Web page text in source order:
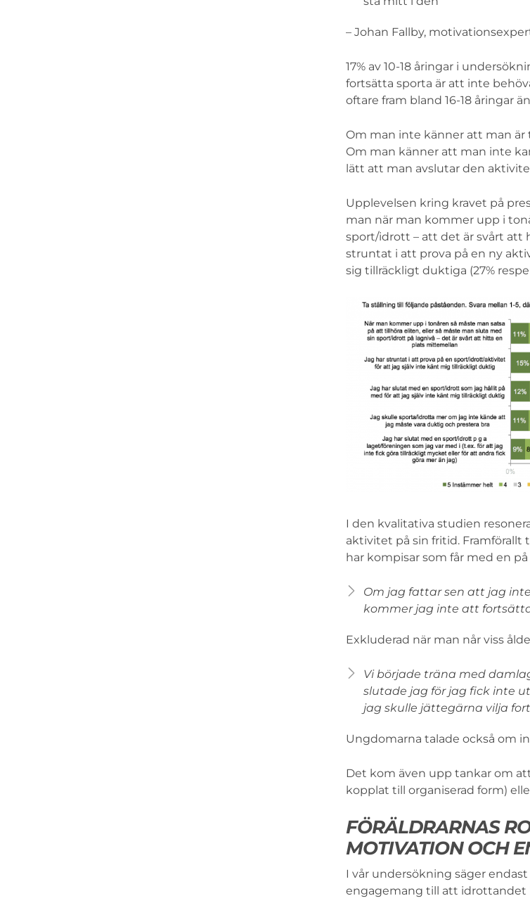
– Johan Fallby,
17% av 10-18 åringar i
fortsätta sporta är att inte
oftare fram bland 16-18 åringar
Om man inte känner att man
Om man känner att man inte
lätt att man avslutar den
Upplevelsen kring kravet på
man när man kommer upp i
sport/idrott – att det är svårt att
struntat i att prova på en ny
sig tillräckligt duktiga (27%
I den kvalitativa studien
aktivitet på sin fritid.
har kompisar som får med en
Om jag fattar sen att jag
kommer jag inte att
Exkluderad när man når viss
Vi började träna med
slutade jag för jag fick inte
jag skulle jättegärna vilja
Ungdomarna talade också om
Det kom även upp tankar om
kopplat till organiserad form)
FÖRÄLDRARNAS
MOTIVATION OCH
I vår undersökning säger
engagemang till att idrottandet